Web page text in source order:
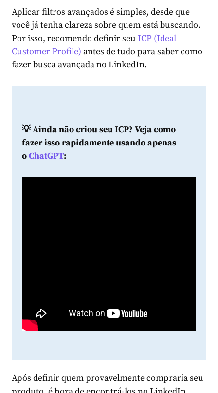
Aplicar filtros avançados é simples, desde que
você já tenha clareza sobre quem está buscando.
Por isso, recomendo definir seu ICP (Ideal
Customer Profile) antes de tudo para saber como
fazer busca avançada no LinkedIn.
💡 Ainda não criou seu ICP? Veja como
fazer isso rapidamente usando apenas
oChatGPT:
Após definir quem provavelmente compraria seu